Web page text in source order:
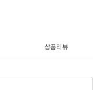
상품리뷰